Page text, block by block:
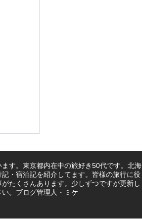
す。東京都内在中の旅好き50代です。北海
・宿泊記を紹介してます。皆様の旅行に役
たくさんあります。少しずつですが更新し
。ブログ管理人・ミケ